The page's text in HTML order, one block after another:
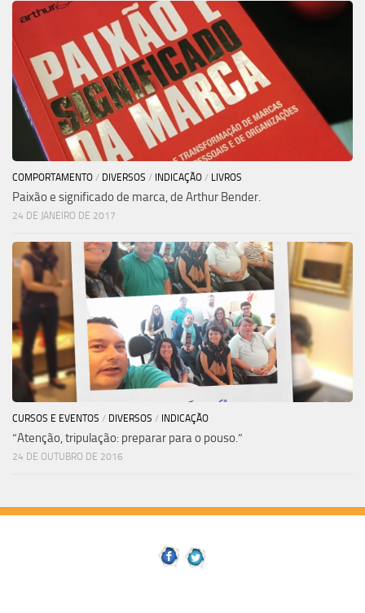
COMPORTAMENTO / DIVERSOS / INDICAÇÃO / LIVROS
Paixão e significado de marca, de Arthur Bender.
24 DE JANEIRO DE 2017
CURSOS E EVENTOS / DIVERSOS / INDICAÇÃO
“Atenção, tripulação: preparar para o pouso.”
24 DE OUTUBRO DE 2016